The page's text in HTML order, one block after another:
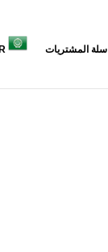
سلة المشتريات